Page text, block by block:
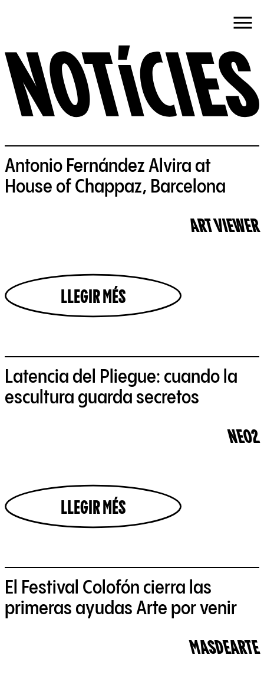
Antonio Fernández Alvira at
House of Chappaz, Barcelona
LLEGIR MÉS
ART VIEWER
Latencia del Pliegue: cuando la
escultura guarda secretos
LLEGIR MÉS
NEO2
El Festival Colofón cierra las
primeras ayudas Arte por venir
MASDEARTE